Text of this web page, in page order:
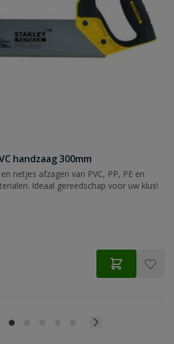
handzaag 300mm
netjes afzagen van PVC, PP, PE en
Ideaal gereedschap voor uw klus!